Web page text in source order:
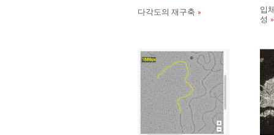
다각도의 재구축
입
성